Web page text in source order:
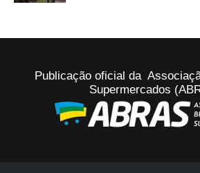
Publicação oficial da
Supermercados